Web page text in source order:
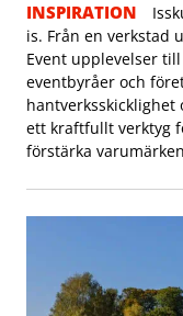
INSPIRATION
is. Från en verkstad
Event upplevelser
eventbyråer och
ett kraftfullt verktyg
förstärka